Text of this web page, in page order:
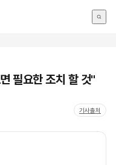
필요한 조치 할 것"
기사출처